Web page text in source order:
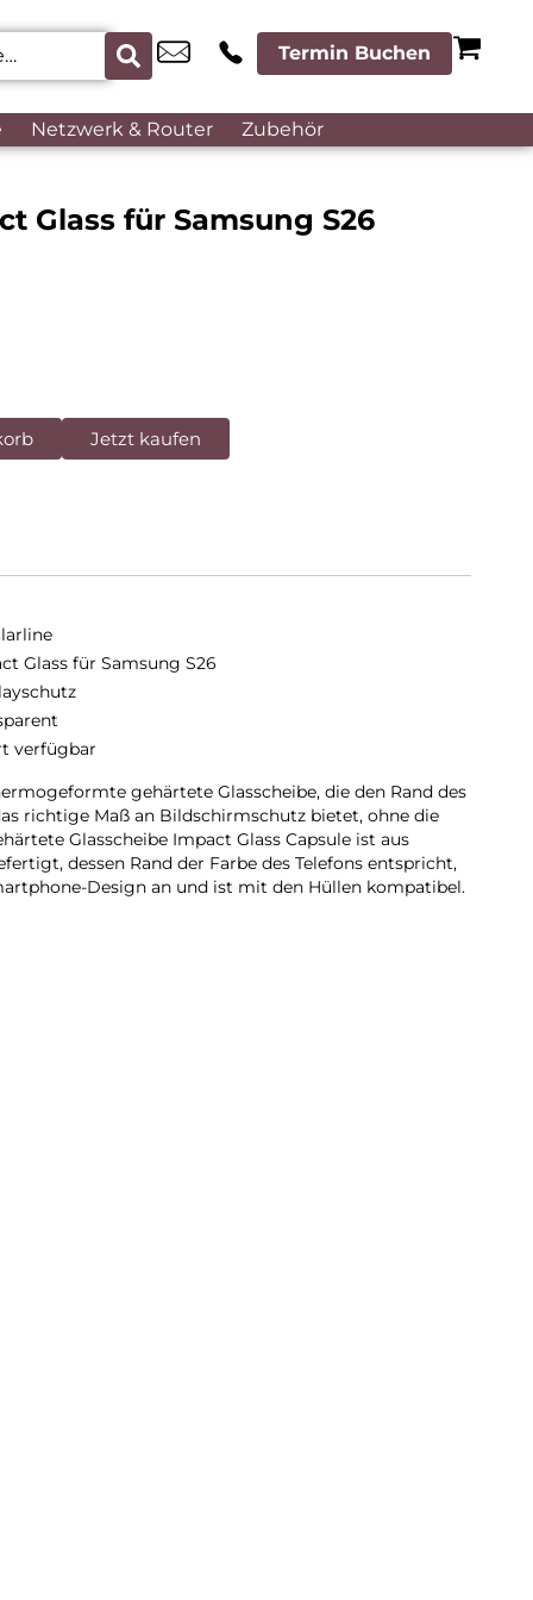
Termin Buchen
Netzwerk & Router Zubehör
Glass für Samsung S26
Jetzt kaufen
Glass für Samsung S26
verfügbar
gehärtete Glasscheibe, die den Rand des
richtige Maß an Bildschirmschutz bietet, ohne die
Glasscheibe Impact Glass Capsule ist aus
dessen Rand der Farbe des Telefons entspricht,
Design an und ist mit den Hüllen kompatibel.